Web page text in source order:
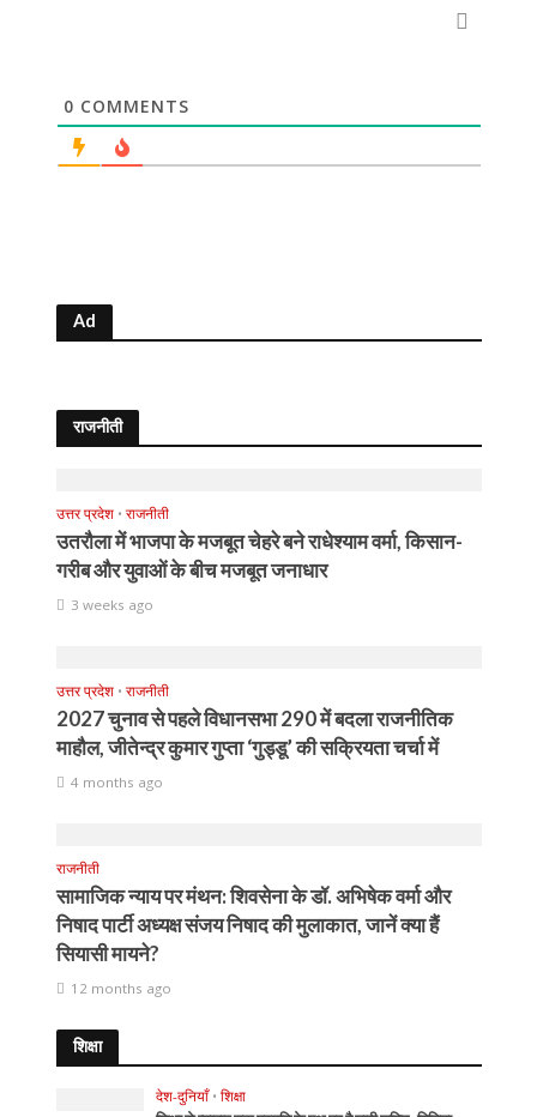
0 COMMENTS
Ad
राजनीती
उत्तर प्रदेश • राजनीती
उतरौला में भाजपा के मजबूत चेहरे बने राधेश्याम वर्मा, किसान-
गरीब और युवाओं के बीच मजबूत जनाधार
3 weeks ago
उत्तर प्रदेश • राजनीती
2027 चुनाव से पहले विधानसभा 290 में बदला राजनीतिक
माहौल, जीतेन्द्र कुमार गुप्ता ‘गुड्डू’ की सक्रियता चर्चा में
4 months ago
राजनीती
सामाजिक न्याय पर मंथन: शिवसेना के डॉ. अभिषेक वर्मा और
निषाद पार्टी अध्यक्ष संजय निषाद की मुलाकात, जानें क्या हैं
सियासी मायने?
12 months ago
शिक्षा
देश-दुनियाँ • शिक्षा